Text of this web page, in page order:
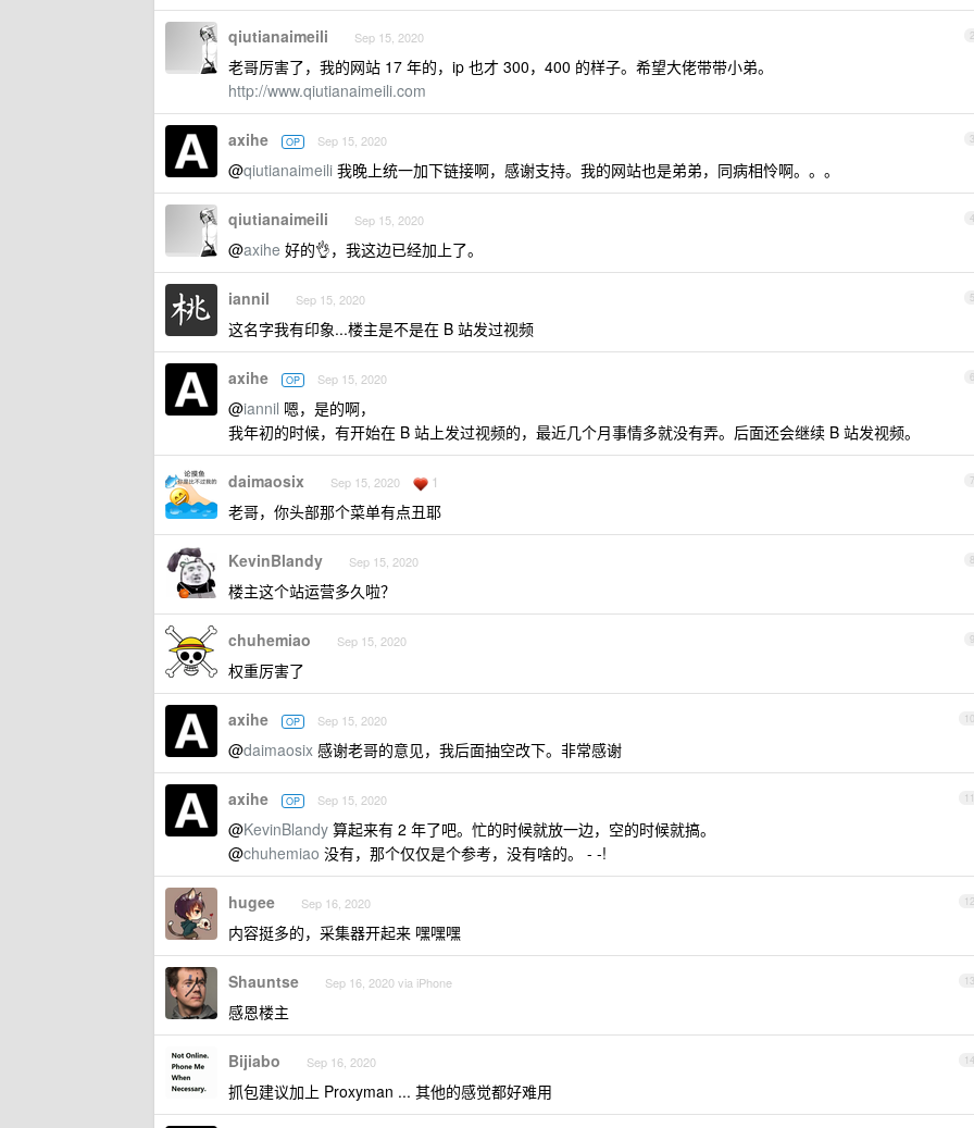
2
qiutianaimeili Sep 15, 2020
老哥厉害了，我的网站 17 年的，ip 也才 300，400 的样子。希望大佬带带小弟。
http://www.qiutianaimeili.com
3
axihe OP Sep 15, 2020
@qiutianaimeili 我晚上统一加下链接啊，感谢支持。我的网站也是弟弟，同病相怜啊。。。
4
qiutianaimeili Sep 15, 2020
@axihe 好的👌，我这边已经加上了。
5
iannil Sep 15, 2020
这名字我有印象...楼主是不是在 B 站发过视频
6
axihe OP Sep 15, 2020
@iannil 嗯，是的啊，
我年初的时候，有开始在 B 站上发过视频的，最近几个月事情多就没有弄。后面还会继续 B 站发视频。
7
daimaosix Sep 15, 2020 1
老哥，你头部那个菜单有点丑耶
8
KevinBlandy Sep 15, 2020
楼主这个站运营多久啦？
9
chuhemiao Sep 15, 2020
权重厉害了
10
axihe OP Sep 15, 2020
@daimaosix 感谢老哥的意见，我后面抽空改下。非常感谢
11
axihe OP Sep 15, 2020
@KevinBlandy 算起来有 2 年了吧。忙的时候就放一边，空的时候就搞。
@chuhemiao 没有，那个仅仅是个参考，没有啥的。 - -!
12
hugee Sep 16, 2020
内容挺多的，采集器开起来 嘿嘿嘿
13
Shauntse Sep 16, 2020 via iPhone
感恩楼主
14
Bijiabo Sep 16, 2020
抓包建议加上 Proxyman ... 其他的感觉都好难用